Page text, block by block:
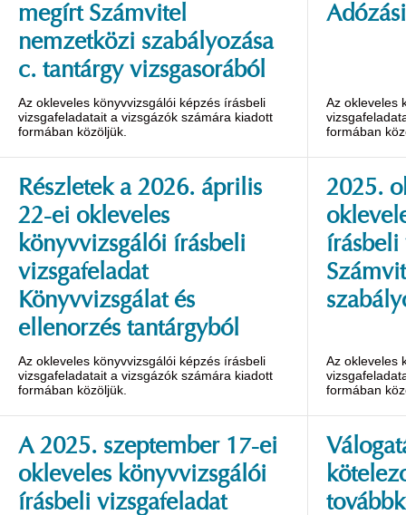
megírt Számvitel
nemzetközi szabályozása
c. tantárgy vizsgasorából
Az okleveles könyvvizsgálói képzés írásbeli
vizsgafeladatait a vizsgázók számára kiadott
formában közöljük.
Az okleveles
formában
Részletek a 2026. április
22-ei okleveles
könyvvizsgálói írásbeli
vizsgafeladat
Könyvvizsgálat és
ellenorzés tantárgyból
Az okleveles könyvvizsgálói képzés írásbeli
vizsgafeladatait a vizsgázók számára kiadott
formában közöljük.
2025.
írásbeli
Az okleveles
formában
A 2025. szeptember 17-ei
okleveles könyvvizsgálói
írásbeli vizsgafeladat